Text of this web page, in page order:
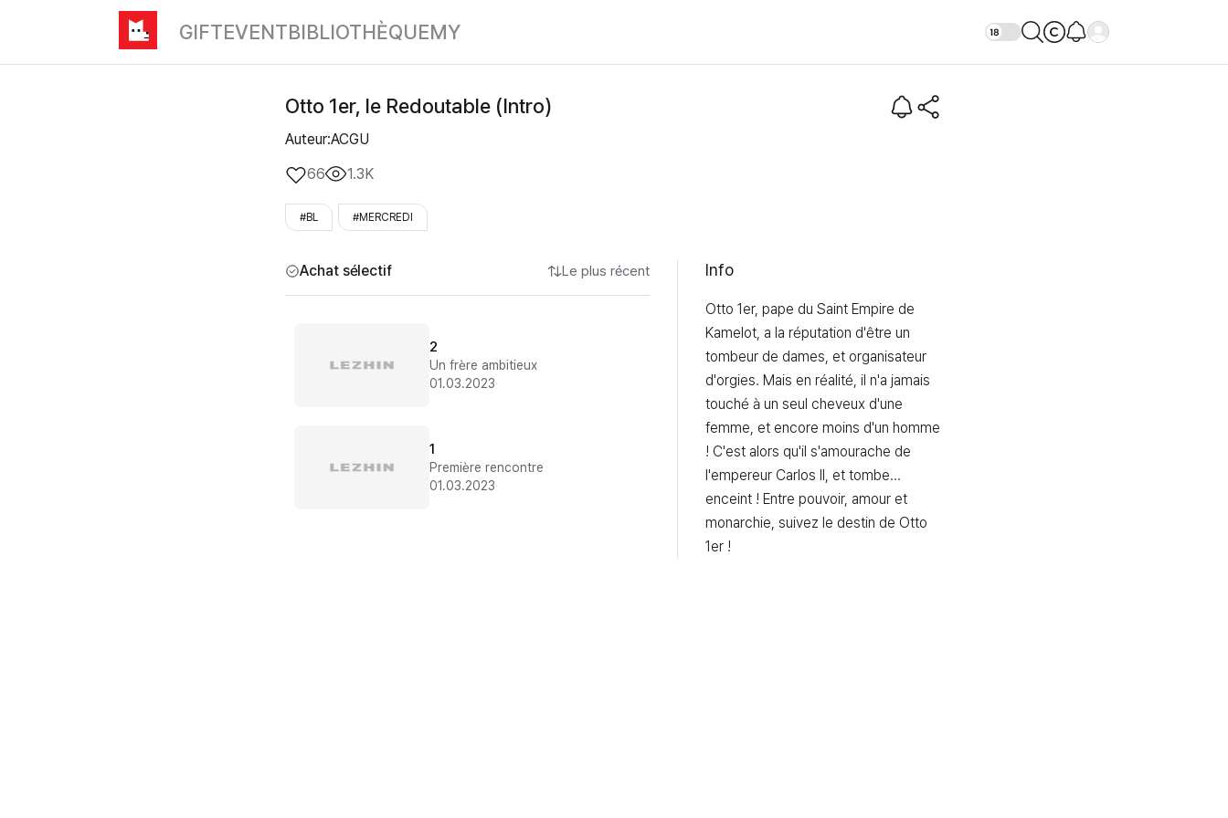
Otto 1er, le Redoutable (Intro)
GIFTEVENTBIBLIOTHÈQUEMY
Otto 1er, le Redoutable (Intro)
Auteur:ACGU
66
1.3K
#BL #MERCREDI
Achat sélectif Le plus récent
2
Un frère ambitieux
01.03.2023
1
Première rencontre
01.03.2023
Info
Otto 1er, pape du Saint Empire de
Kamelot, a la réputation d'être un
tombeur de dames, et organisateur
d'orgies. Mais en réalité, il n'a jamais
touché à un seul cheveux d'une
femme, et encore moins d'un homme
! C'est alors qu'il s'amourache de
l'empereur Carlos II, et tombe...
enceint ! Entre pouvoir, amour et
monarchie, suivez le destin de Otto
1er !